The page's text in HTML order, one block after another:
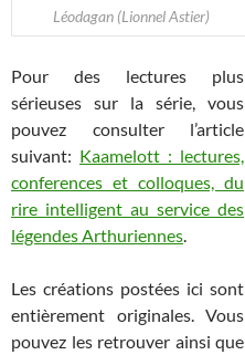
Léodagan (Lionnel Astier)
Pour des lectures plus
sérieuses sur la série, vous
pouvez consulter l’article
suivant: Kaamelott : lectures,
conferences et colloques, du
rire intelligent au service des
légendes Arthuriennes.
Les créations postées ici sont
entièrement originales. Vous
pouvez les retrouver ainsi que